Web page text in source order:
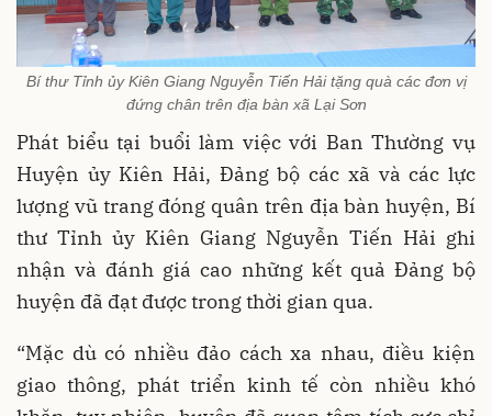
Bí thư Tỉnh ủy Kiên Giang Nguyễn Tiến Hải tặng quà các đơn vị
đứng chân trên địa bàn xã Lại Sơn
Phát biểu tại buổi làm việc với Ban Thường vụ
Huyện ủy Kiên Hải, Đảng bộ các xã và các lực
lượng vũ trang đóng quân trên địa bàn huyện, Bí
thư Tỉnh ủy Kiên Giang Nguyễn Tiến Hải ghi
nhận và đánh giá cao những kết quả Đảng bộ
huyện đã đạt được trong thời gian qua.
“Mặc dù có nhiều đảo cách xa nhau, điều kiện
giao thông, phát triển kinh tế còn nhiều khó